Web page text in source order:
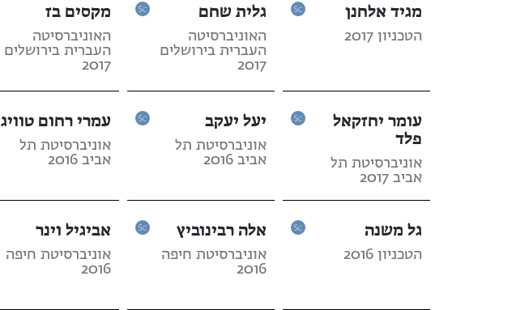
מגיד אלחנן
הטכניון 2017
גלית שחם
האוניברסיטה
העברית בירושלים
2017
מקסים בז
האוניברסיטה
העברית בירושלים
2017
עומר יחזקאל
פלד
אוניברסיטת תל
אביב 2017
יעל יעקב
אוניברסיטת תל
אביב 2016
עמרי רחום טוויג
אוניברסיטת תל
אביב 2016
גל משנה
הטכניון 2016
אלה רבינוביץ
אוניברסיטת חיפה
2016
אביגיל וינר
אוניברסיטת חיפה
2016